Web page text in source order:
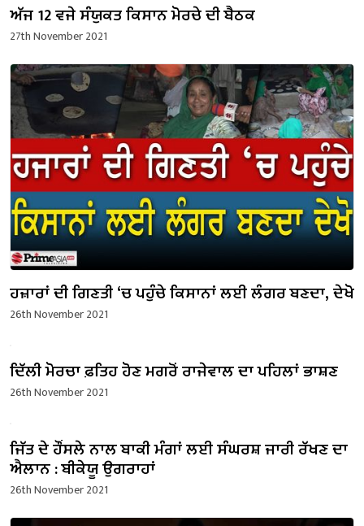
ਅੱਜ 12 ਵਜੇ ਸੰਯੁਕਤ ਕਿਸਾਨ ਮੋਰਚੇ ਦੀ ਬੈਠਕ
27th November 2021
ਹਜ਼ਾਰਾਂ ਦੀ ਗਿਣਤੀ ‘ਚ ਪਹੁੰਚੇ ਕਿਸਾਨਾਂ ਲਈ ਲੰਗਰ ਬਣਦਾ, ਦੇਖੋ
26th November 2021
ਦਿੱਲੀ ਮੋਰਚਾ ਫ਼ਤਿਹ ਹੋਣ ਮਗਰੋਂ ਰਾਜੇਵਾਲ ਦਾ ਪਹਿਲਾਂ ਭਾਸ਼ਣ
26th November 2021
ਜਿੱਤ ਦੇ ਹੌਂਸਲੇ ਨਾਲ ਬਾਕੀ ਮੰਗਾਂ ਲਈ ਸੰਘਰਸ਼ ਜਾਰੀ ਰੱਖਣ ਦਾ
ਐਲਾਨ : ਬੀਕੇਯੂ ਉਗਰਾਹਾਂ
26th November 2021